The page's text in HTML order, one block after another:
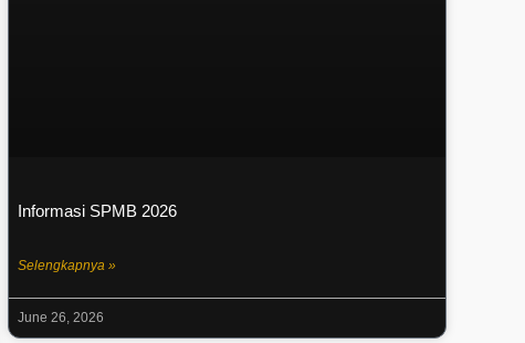
Informasi SPMB 2026
Selengkapnya »
June 26, 2026